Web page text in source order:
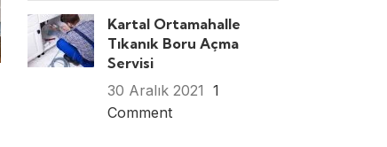
Kartal Ortamahalle
Tıkanık Boru Açma
Servisi
30 Aralık 2021 1
Comment